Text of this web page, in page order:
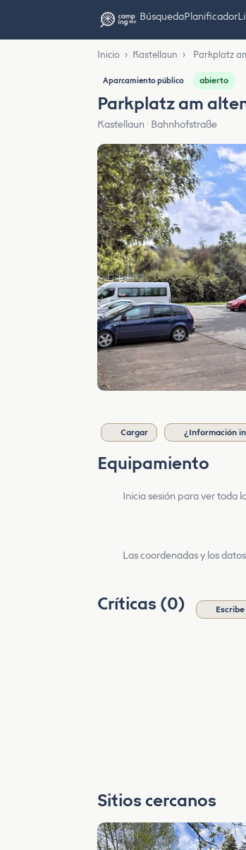
BúsquedaPlanificador
Inicio › Kastellaun › Parkplatz
Aparcamiento público abierto
Parkplatz am
Kastellaun · Bahnhofstraße
Cargar ¿Información
Equipamiento
Inicia sesión para ver toda
Las coordenadas y los
Críticas (0)
Sitios cercanos